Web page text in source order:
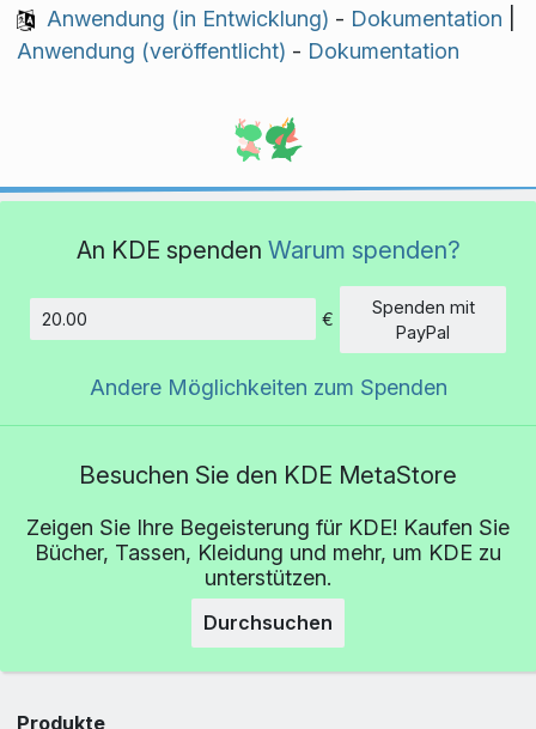
Anwendung (in Entwicklung) - Dokumentation
Anwendung (veröffentlicht) - Dokumentation
An KDE spenden Warum spenden?
€
Spenden mit
PayPal
Andere Möglichkeiten zum Spenden
Besuchen Sie den KDE MetaStore
Zeigen Sie Ihre Begeisterung für KDE! Kaufen Sie
Bücher, Tassen, Kleidung und mehr, um KDE zu
unterstützen.
Durchsuchen
Produkte